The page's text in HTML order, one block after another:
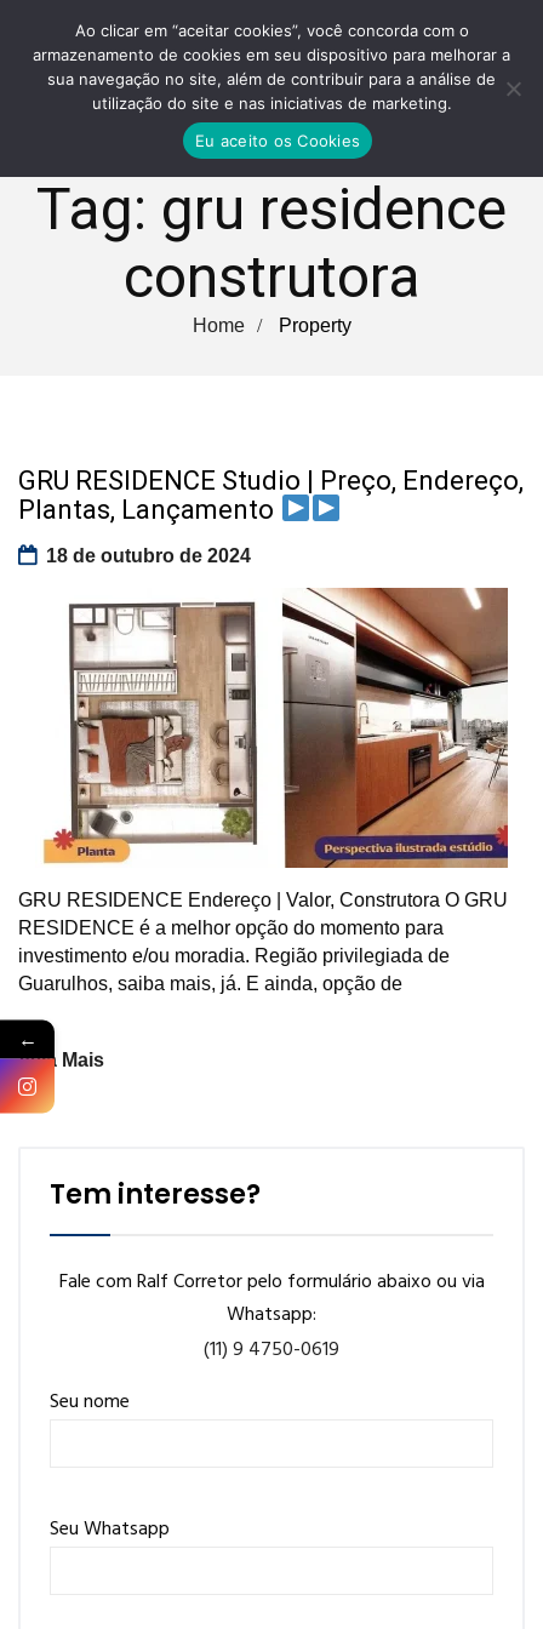
Tag: gru residence
construtora
Home Property
GRU RESIDENCE Studio | Preço, Endereço,
Plantas, Lançamento
18 de outubro de 2024
GRU RESIDENCE Endereço | Valor, Construtora O GRU
RESIDENCE é a melhor opção do momento para
investimento e/ou moradia. Região privilegiada de
Guarulhos, saiba mais, já. E ainda, opção de
Veja Mais
Tem interesse?
Fale com Ralf Corretor pelo formulário abaixo ou via
Whatsapp:
(11) 9 4750-0619
Seu nome
Seu Whatsapp
←
Ao clicar em “aceitar cookies”, você concorda com o
armazenamento de cookies em seu dispositivo para melhorar a
sua navegação no site, além de contribuir para a análise de
utilização do site e nas iniciativas de marketing.
Eu aceito os Cookies